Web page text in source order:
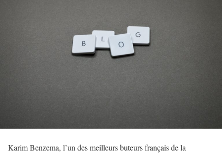
Karim Benzema, l’un des meilleurs buteurs français de la